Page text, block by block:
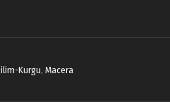
Kurgu, Macera